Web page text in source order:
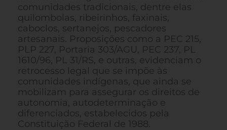
comunidades tradicionais, dentre elas
quilombolas, ribeirinhos, faxinais,
caboclos, sertanejos, pescadores
artesanais. Proposições como a PEC 215,
PLP 227, Portaria 303/AGU, PEC 237, PL
1610/96, PL 31/RS, e outras, evidenciam o
retrocesso legal que se impõe às
comunidades indígenas, que ainda se
mobilizam para assegurar os direitos de
autonomia, autodeterminação e
diferenciados, estabelecidos pela
Constituição Federal de 1988.